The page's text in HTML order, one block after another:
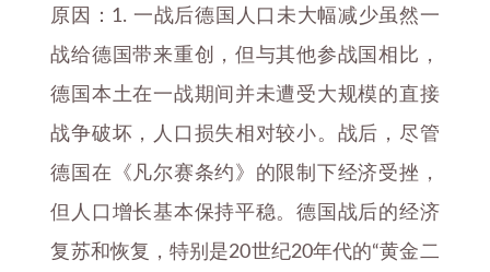
原因：1. 一战后德国人口未大幅减少虽然一
战给德国带来重创，但与其他参战国相比，
德国本土在一战期间并未遭受大规模的直接
战争破坏，人口损失相对较小。战后，尽管
德国在《凡尔赛条约》的限制下经济受挫，
但人口增长基本保持平稳。德国战后的经济
复苏和恢复，特别是20世纪20年代的“黄金二